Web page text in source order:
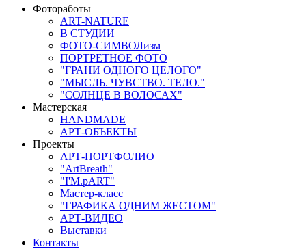
Фотоработы
ART-NATURE
В СТУДИИ
ФОТО-СИМВОЛизм
ПОРТРЕТНОЕ ФОТО
"ГРАНИ ОДНОГО ЦЕЛОГО"
"МЫСЛЬ. ЧУВСТВО. ТЕЛО."
"СОЛНЦЕ В ВОЛОСАХ"
Мастерская
HANDMADE
АРТ-ОБЪЕКТЫ
Проекты
АРТ-ПОРТФОЛИО
"ArtBreath"
"I'M.pART"
Мастер-класс
"ГРАФИКА ОДНИМ ЖЕСТОМ"
АРТ-ВИДЕО
Выставки
Контакты